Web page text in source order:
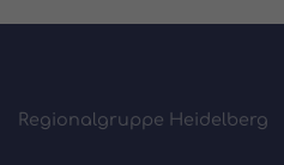
Regionalgruppe Heidelberg